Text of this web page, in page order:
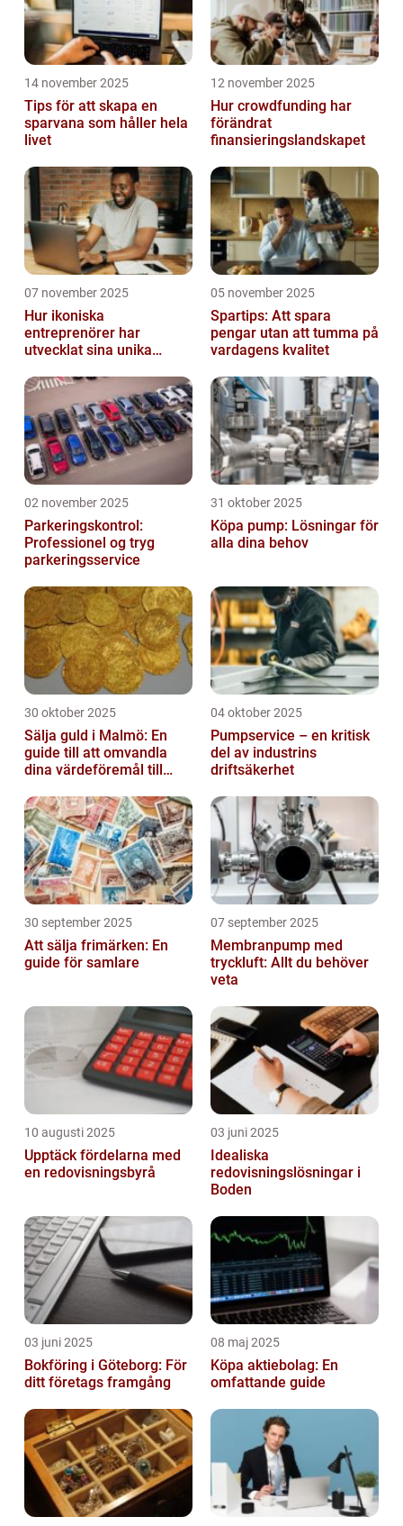
14 november 2025
Tips för att skapa en
sparvana som håller hela
livet
12 november 2025
Hur crowdfunding har
förändrat
finansieringslandskapet
07 november 2025
Hur ikoniska
entreprenörer har
utvecklat sina unika
05 november 2025
Spartips: Att spara
pengar utan att tumma på
vardagens kvalitet
02 november 2025
Parkeringskontrol:
Professionel og tryg
parkeringsservice
31 oktober 2025
Köpa pump: Lösningar för
alla dina behov
30 oktober 2025
Sälja guld i Malmö: En
guide till att omvandla
dina värdeföremål till
04 oktober 2025
Pumpservice – en kritisk
del av industrins
driftsäkerhet
30 september 2025
Att sälja frimärken: En
guide för samlare
07 september 2025
Membranpump med
tryckluft: Allt du behöver
veta
10 augusti 2025
Upptäck fördelarna med
en redovisningsbyrå
03 juni 2025
Idealiska
redovisningslösningar i
Boden
03 juni 2025
Bokföring i Göteborg: För
ditt företags framgång
08 maj 2025
Köpa aktiebolag: En
omfattande guide